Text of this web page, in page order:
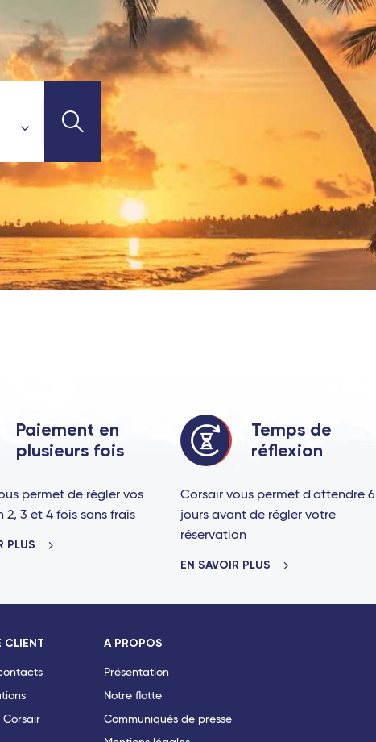
DESTINATIONS
Connect
Connect
- TGV
Connect
Jean - TGV
Ardenne - TGV
Paiement en
plusieurs fois
permet de régler vos
2, 3 et 4 fois sans frais
PLUS
Temps de
réflexion
Corsair vous permet d'attendre 6
jours avant de régler votre
réservation
EN SAVOIR PLUS
CLIENT
Corsair
A PROPOS
Présentation
Notre flotte
Communiqués de presse